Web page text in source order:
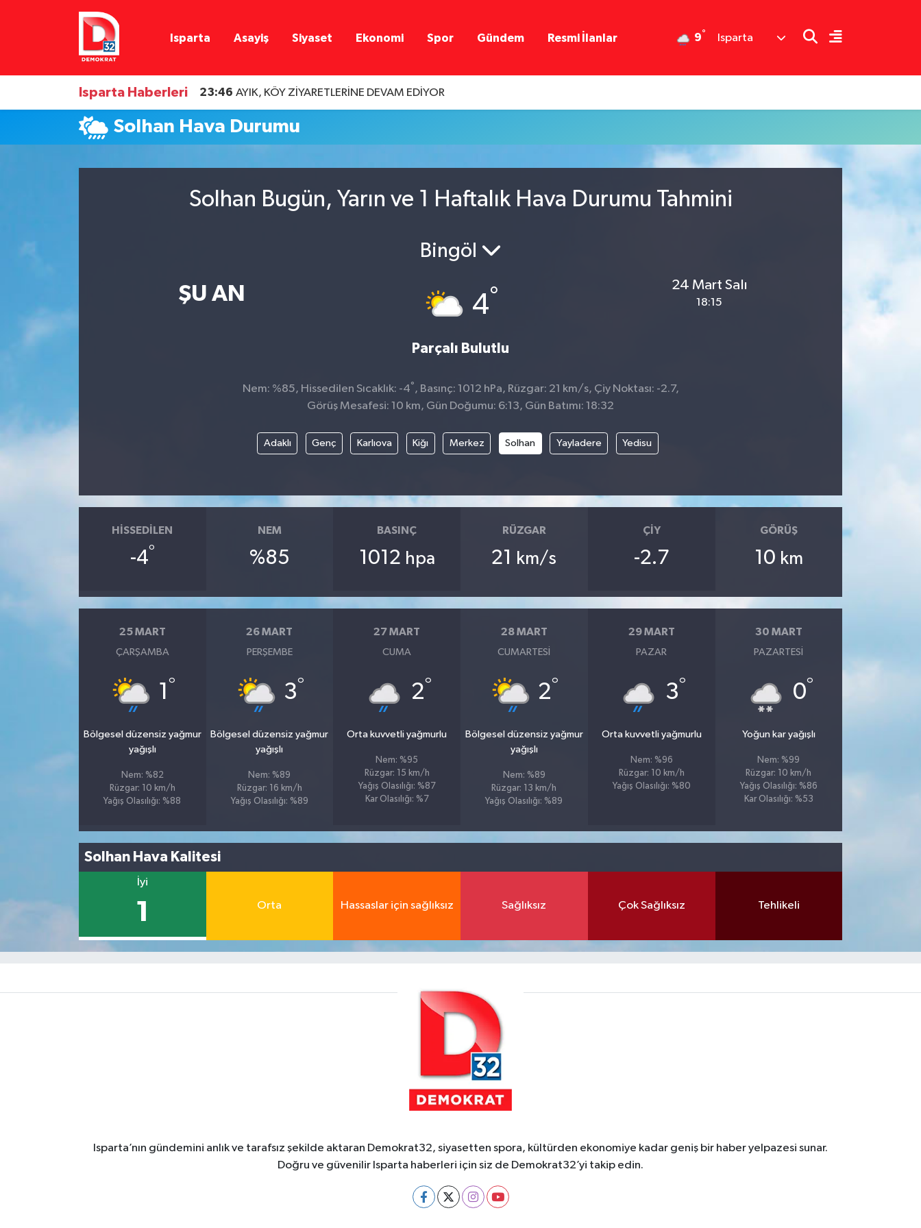
Isparta Asayiş Siyaset Ekonomi Spor Gündem Resmi İlanlar 9° Isparta
Isparta Haberleri 23:46 AYIK, KÖY ZİYARETLERİNE DEVAM EDİYOR
Solhan Hava Durumu
Solhan Bugün, Yarın ve 1 Haftalık Hava Durumu Tahmini
ŞU AN
Bingöl
4°
Parçalı Bulutlu
24 Mart Salı
18:15
Nem: %85, Hissedilen Sıcaklık: -4°, Basınç: 1012 hPa, Rüzgar: 21 km/s, Çiy Noktası: -2.7,
Görüş Mesafesi: 10 km, Gün Doğumu: 6:13, Gün Batımı: 18:32
Adaklı Genç Karlıova Kiğı Merkez Solhan Yayladere Yedisu
HISSEDILEN
-4°
NEM
%85
BASINÇ
1012 hpa
RÜZGAR
21 km/s
ÇIY
-2.7
GÖRÜŞ
10 km
25 MART
ÇARŞAMBA
1 °
Bölgesel düzensiz yağmur
yağışlı
Nem: %82
Rüzgar: 10 km/h
Yağış Olasılığı: %88
26 MART
PERŞEMBE
3°
Bölgesel düzensiz yağmur
yağışlı
Nem: %89
Rüzgar: 16 km/h
Yağış Olasılığı: %89
27 MART
CUMA
2°
Orta kuvvetli yağmurlu
Nem: %95
Rüzgar: 15 km/h
Yağış Olasılığı: %87
Kar Olasılığı: %7
28 MART
CUMARTESI
2°
Bölgesel düzensiz yağmur
yağışlı
Nem: %89
Rüzgar: 13 km/h
Yağış Olasılığı: %89
29 MART
PAZAR
3°
Orta kuvvetli yağmurlu
Nem: %96
Rüzgar: 10 km/h
Yağış Olasılığı: %80
30 MART
PAZARTESI
0°
Yoğun kar yağışlı
Nem: %99
Rüzgar: 10 km/h
Yağış Olasılığı: %86
Kar Olasılığı: %53
Solhan Hava Kalitesi
İyi
1 Orta Hassaslar için sağlıksız Sağlıksız Çok Sağlıksız Tehlikeli
Isparta’nın gündemini anlık ve tarafsız şekilde aktaran Demokrat32, siyasetten spora, kültürden ekonomiye kadar geniş bir haber yelpazesi sunar.
Doğru ve güvenilir Isparta haberleri için siz de Demokrat32’yi takip edin.
Isparta Nöbetçi Eczaneler
Isparta Hava Durumu
Isparta Namaz Vakitleri
Süper Lig Puan Durumu ve Fikstür